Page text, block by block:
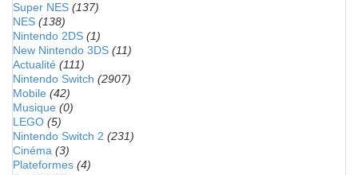
Super NES (137)
NES (138)
Nintendo 2DS (1)
New Nintendo 3DS (11)
Actualité (111)
Nintendo Switch (2907)
Mobile (42)
Musique (0)
LEGO (5)
Nintendo Switch 2 (231)
Cinéma (3)
Plateformes (4)